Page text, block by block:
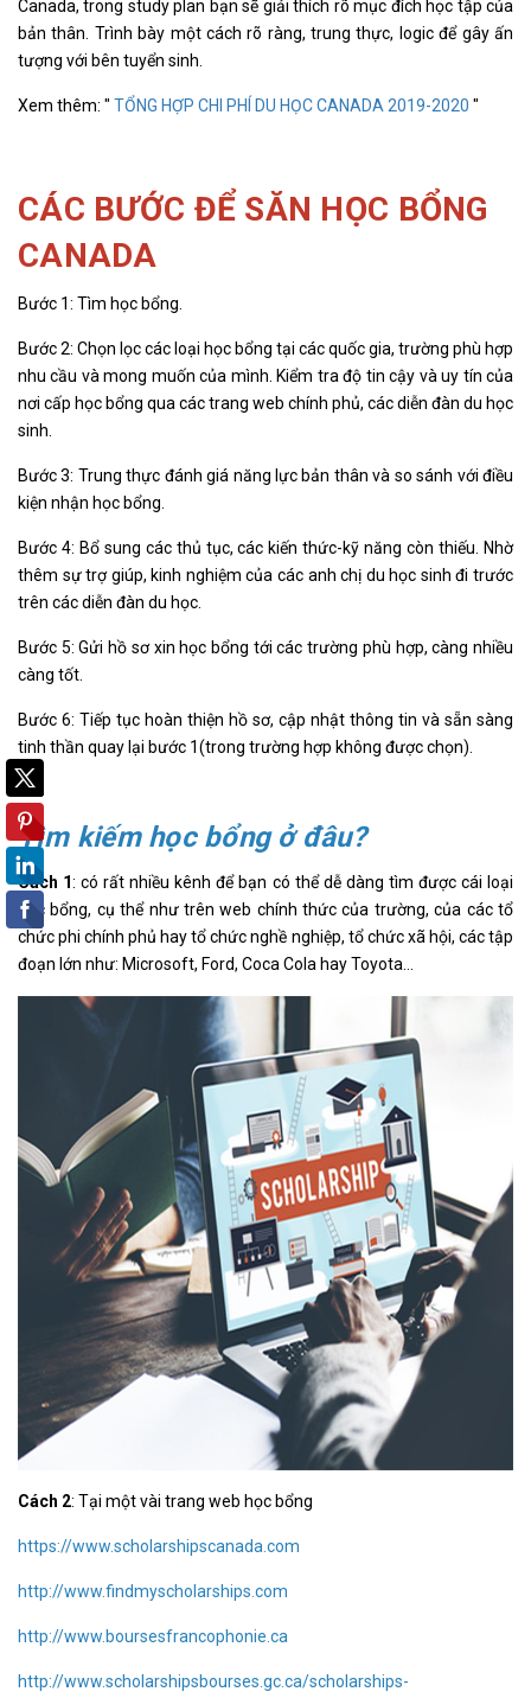
Canada, trong study plan bạn sẽ giải thích rõ mục đích học tập của
bản thân. Trình bày một cách rõ ràng, trung thực, logic để gây ấn
tượng với bên tuyển sinh.
Xem thêm: " TỔNG HỢP CHI PHÍ DU HỌC CANADA 2019-2020 "
CÁC BƯỚC ĐỂ SĂN HỌC BỔNG
CANADA
Bước 1: Tìm học bổng.
Bước 2: Chọn lọc các loại học bổng tại các quốc gia, trường phù hợp
nhu cầu và mong muốn của mình. Kiểm tra độ tin cậy và uy tín của
nơi cấp học bổng qua các trang web chính phủ, các diễn đàn du học
sinh.
Bước 3: Trung thực đánh giá năng lực bản thân và so sánh với điều
kiện nhận học bổng.
Bước 4: Bổ sung các thủ tục, các kiến thức-kỹ năng còn thiếu. Nhờ
thêm sự trợ giúp, kinh nghiệm của các anh chị du học sinh đi trước
trên các diễn đàn du học.
Bước 5: Gửi hồ sơ xin học bổng tới các trường phù hợp, càng nhiều
càng tốt.
Bước 6: Tiếp tục hoàn thiện hồ sơ, cập nhật thông tin và sẵn sàng
tinh thần quay lại bước 1(trong trường hợp không được chọn).
Tìm kiếm học bổng ở đâu?
Cách 1: có rất nhiều kênh để bạn có thể dễ dàng tìm được cái loại
học bổng, cụ thể như trên web chính thức của trường, của các tổ
chức phi chính phủ hay tổ chức nghề nghiệp, tổ chức xã hội, các tập
đoạn lớn như: Microsoft, Ford, Coca Cola hay Toyota…
Cách 2: Tại một vài trang web học bổng
https://www.scholarshipscanada.com
http://www.findmyscholarships.com
http://www.boursesfrancophonie.ca
http://www.scholarshipsbourses.gc.ca/scholarships-